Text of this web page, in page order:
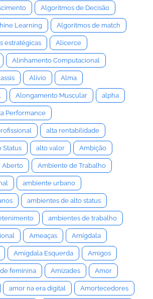
Algoritmos de Decisão
Learning Algoritmos de match
estratégicas Alicerce
Alinhamento Computacional
Alívio Alma
Alongamento Muscular alpha
Performance
alta rentabilidade
Status alto valor Ambição
Aberto Ambiente de Trabalho
ambiente urbano
ambientes de alto status
ambientes de trabalho
Ameaças Amígdala
Amígdala Esquerda Amigos
feminina Amizades Amor
amor na era digital Amortecedores